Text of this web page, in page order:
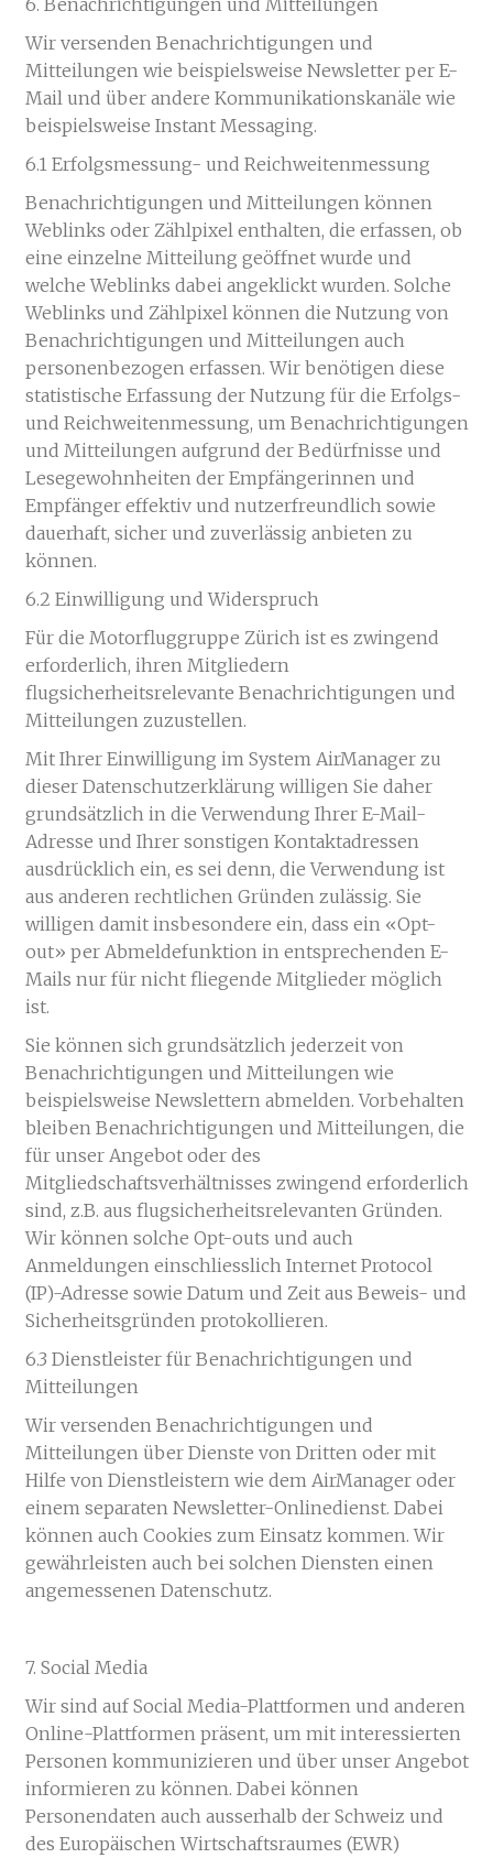
Wir versenden Benachrichtigungen und
Mitteilungen wie beispielsweise Newsletter per E-
Mail und über andere Kommunikationskanäle wie
beispielsweise Instant Messaging.
6.1 Erfolgsmessung- und Reichweitenmessung
Benachrichtigungen und Mitteilungen können
Weblinks oder Zählpixel enthalten, die erfassen, ob
eine einzelne Mitteilung geöffnet wurde und
welche Weblinks dabei angeklickt wurden. Solche
Weblinks und Zählpixel können die Nutzung von
Benachrichtigungen und Mitteilungen auch
personenbezogen erfassen. Wir benötigen diese
statistische Erfassung der Nutzung für die Erfolgs-
und Reichweitenmessung, um Benachrichtigungen
und Mitteilungen aufgrund der Bedürfnisse und
Lesegewohnheiten der Empfängerinnen und
Empfänger effektiv und nutzerfreundlich sowie
dauerhaft, sicher und zuverlässig anbieten zu
können.
6.2 Einwilligung und Widerspruch
Für die Motorfluggruppe Zürich ist es zwingend
erforderlich, ihren Mitgliedern
flugsicherheitsrelevante Benachrichtigungen und
Mitteilungen zuzustellen.
Mit Ihrer Einwilligung im System AirManager zu
dieser Datenschutzerklärung willigen Sie daher
grundsätzlich in die Verwendung Ihrer E-Mail-
Adresse und Ihrer sonstigen Kontaktadressen
ausdrücklich ein, es sei denn, die Verwendung ist
aus anderen rechtlichen Gründen zulässig. Sie
willigen damit insbesondere ein, dass ein «Opt-
out» per Abmeldefunktion in entsprechenden E-
Mails nur für nicht fliegende Mitglieder möglich
ist.
Sie können sich grundsätzlich jederzeit von
Benachrichtigungen und Mitteilungen wie
beispielsweise Newslettern abmelden. Vorbehalten
bleiben Benachrichtigungen und Mitteilungen, die
für unser Angebot oder des
Mitgliedschaftsverhältnisses zwingend erforderlich
sind, z.B. aus flugsicherheitsrelevanten Gründen.
Wir können solche Opt-outs und auch
Anmeldungen einschliesslich Internet Protocol
(IP)-Adresse sowie Datum und Zeit aus Beweis- und
Sicherheitsgründen protokollieren.
6.3 Dienstleister für Benachrichtigungen und
Mitteilungen
Wir versenden Benachrichtigungen und
Mitteilungen über Dienste von Dritten oder mit
Hilfe von Dienstleistern wie dem AirManager oder
einem separaten Newsletter-Onlinedienst. Dabei
können auch Cookies zum Einsatz kommen. Wir
gewährleisten auch bei solchen Diensten einen
angemessenen Datenschutz.
7. Social Media
Wir sind auf Social Media-Plattformen und anderen
Online-Plattformen präsent, um mit interessierten
Personen kommunizieren und über unser Angebot
informieren zu können. Dabei können
Personendaten auch ausserhalb der Schweiz und
des Europäischen Wirtschaftsraumes (EWR)